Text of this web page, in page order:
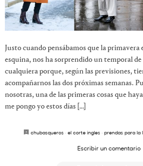
Justo cuando pensábamos que la primavera
esquina, nos ha sorprendido un temporal
cualquiera porque, según las previsiones,
acompañarnos las dos próximas semanas.
nosotras, una de las primeras cosas que
me pongo yo estos días […]
chubasqueros · el corte ingles · prendas para la
Escribir un comentario